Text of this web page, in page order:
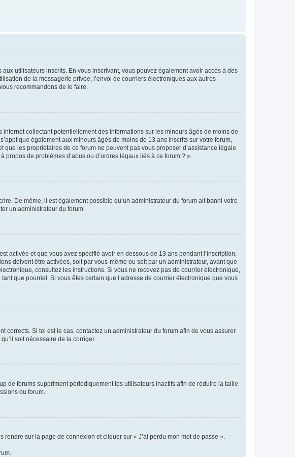
utilisateurs inscrits. En vous inscrivant, vous pouvez également avoir accès à des
de la messagerie privée, l’envoi de courriers électroniques aux autres
recommandons de le faire.
collectant potentiellement des informations sur les mineurs âgés de moins de
également aux mineurs âgés de moins de 13 ans inscrits sur votre forum,
les propriétaires de ce forum ne peuvent pas vous proposer d’assistance légale
de problèmes d’abus ou d’ordres légaux liés à ce forum ? ».
De même, il est également possible qu’un administrateur du forum ait banni votre
un administrateur du forum.
activée et que vous avez spécifié avoir en dessous de 13 ans pendant l’inscription,
doivent être activées, soit par vous-même ou soit par un administrateur, avant que
consultez les instructions. Si vous ne recevez pas de courrier électronique,
que pourriel. Si vous êtes certain que l’adresse de courrier électronique que vous
corrects. Si tel est le cas, contactez un administrateur du forum afin de vous assurer
soit nécessaire de la corriger.
de forums suppriment périodiquement les utilisateurs inactifs afin de réduire la taille
du forum.
sur la page de connexion et cliquer sur « J’ai perdu mon mot de passe ».